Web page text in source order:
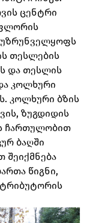
ცენტრი
უზრუნველყოფს
თესლების
და თესლის
კოლხური
კოლხური ბზის
ზუგდიდის
ჩართულობით
ბაღში
შეიქმნება
წიგნი,